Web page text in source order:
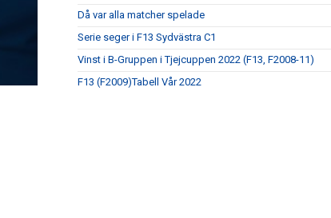
Då var alla matcher spelade
Serie seger i F13 Sydvästra C1
Vinst i B-Gruppen i Tjejcuppen 2022 (F13, F2008-11)
F13 (F2009)Tabell Vår 2022